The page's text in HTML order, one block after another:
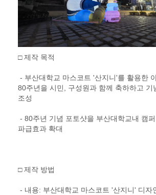
□ 제작 목적
- 부산대학교 마스코트 '산지니'를 활용한
80주년을 시민, 구성원과 함께 축하하고 기
조성
- 80주년 기념 포토샷을 부산대학교내 캠
파급효과 확대
□ 제작 방법
- 내용: 부산대학교 마스코트 '산지니' 디자